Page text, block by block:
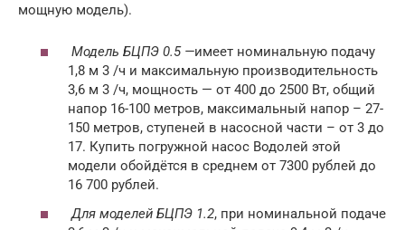
мощную модель).
Модель БЦПЭ 0.5 —имеет номинальную подачу
1,8 м 3 /ч и максимальную производительность
3,6 м 3 /ч, мощность — от 400 до 2500 Вт, общий
напор 16-100 метров, максимальный напор – 27-
150 метров, ступеней в насосной части – от 3 до
17. Купить погружной насос Водолей этой
модели обойдётся в среднем от 7300 рублей до
16 700 рублей.
Для моделей БЦПЭ 1.2, при номинальной подаче